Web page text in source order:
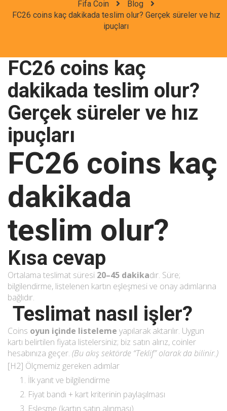
Fifa Coin
Blog
FC26 coins kaç dakikada teslim olur? Gerçek süreler ve hız
ipuçları
FC26 coins kaç
dakikada teslim olur?
Gerçek süreler ve hız
ipuçları
FC26 coins kaç
dakikada
teslim olur?
Kısa cevap
Ortalama teslimat süresi 20–45 dakikadır. Süre;
bilgilendirme, listelenen kartın eşleşmesi ve onay adımlarına
bağlıdır.
Teslimat nasıl işler?
Coins oyun içinde listeleme yapılarak aktarılır. Uygun
kartı belirtilen fiyata listelersiniz; biz satın alırız, coinler
hesabınıza geçer. (Bu akış sektörde “Teklif” olarak da bilinir.)
[H2] Ölçmemiz gereken adımlar
İlk yanıt ve bilgilendirme
Fiyat bandı + kart kriterinin paylaşılması
Eşleşme (kartın satın alınması)